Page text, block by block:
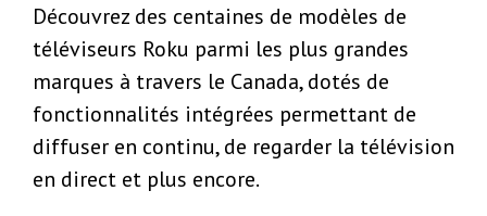
Découvrez des centaines de modèles de
téléviseurs Roku parmi les plus grandes
marques à travers le Canada, dotés de
fonctionnalités intégrées permettant de
diffuser en continu, de regarder la télévision
en direct et plus encore.